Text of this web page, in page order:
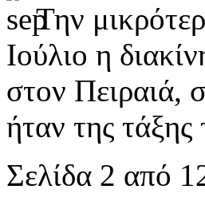
Την
Ιούλιο η
στον
ήταν της
Σελίδα 2 από